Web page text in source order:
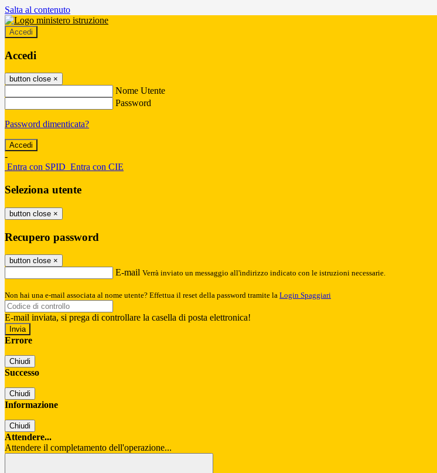
Salta al contenuto
Accedi
Accedi
button close ×
Nome Utente
Password
Password dimenticata?
-
Entra con SPID Entra con CIE
Seleziona utente
button close ×
Recupero password
button close ×
E-mail Verrà inviato un messaggio all'indirizzo indicato con le istruzioni necessarie.
Non hai una e-mail associata al nome utente? Effettua il reset della password tramite la Login Spaggiari
E-mail inviata, si prega di controllare la casella di posta elettronica!
Errore
Chiudi
Successo
Chiudi
Informazione
Chiudi
Attendere...
Attendere il completamento dell'operazione...